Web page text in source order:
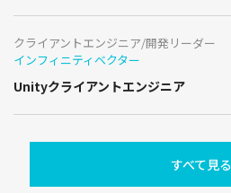
クライアントエンジニア/開発リーダー
インフィニティベクター
Unityクライアントエンジニア
すべて見る